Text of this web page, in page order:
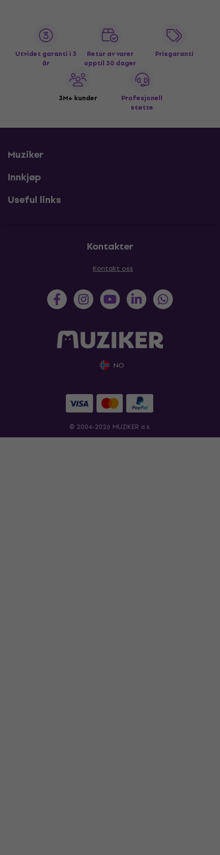
Utvidet garanti i 3
år
Retur av varer
opptil 30 dager
Prisgaranti
3M+ kunder
Profesjonell
støtte
Muziker
Innkjøp
Useful links
Kontakter
Kontakt oss
NO
© 2004-2026 MUZIKER a.s.